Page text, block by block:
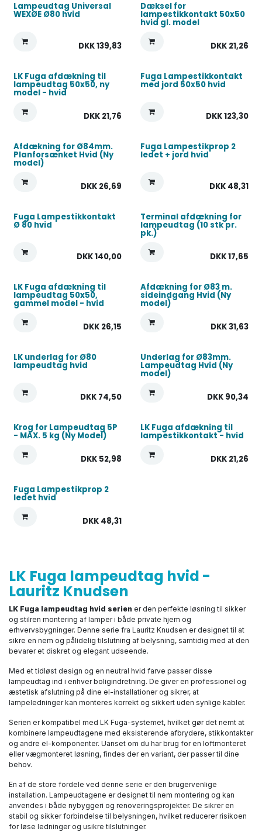
Lampeudtag Universal
WEXØE Ø80 hvid
DKK139,83
Dæksel for
lampestikkontakt 50x50
hvid gl. model
DKK 21,26
LK Fuga afdækning til
lampeudtag 50x50, ny
model - hvid
DKK 21,76
Fuga Lampestikkontakt
med jord 50x50 hvid
DKK123,30
Afdækning for Ø84mm.
Planforsænket Hvid (Ny
model)
DKK 26,69
Fuga Lampestikprop 2
ledet + jord hvid
DKK 48,31
Fuga Lampestikkontakt
Ø 80 hvid
DKK140,00
Terminal afdækning for
lampeudtag (10 stk pr.
pk.)
DKK17,65
LK Fuga afdækning til
lampeudtag 50x50,
gammel model - hvid
DKK 26,15
Afdækning for Ø83 m.
sideindgang Hvid (Ny
model)
DKK31,63
LK underlag for Ø80
lampeudtag hvid
DKK 74,50
Underlag for Ø83mm.
Lampeudtag Hvid (Ny
model)
DKK 90,34
Krog for Lampeudtag 5P
- MAX. 5 kg (Ny Model)
DKK 52,98
LK Fuga afdækning til
lampestikkontakt - hvid
DKK 21,26
Fuga Lampestikprop 2
ledet hvid
DKK 48,31
LK Fuga lampeudtag hvid -
Lauritz Knudsen
LK Fuga lampeudtag hvid serien er den perfekte løsning til sikker
og stilren montering af lamper i både private hjem og
erhvervsbygninger. Denne serie fra Lauritz Knudsen er designet til at
sikre en nem og pålidelig tilslutning af belysning, samtidig med at den
bevarer et diskret og elegant udseende.
Med et tidløst design og en neutral hvid farve passer disse
lampeudtag ind i enhver boligindretning. De giver en professionel og
æstetisk afslutning på dine el-installationer og sikrer, at
lampeledninger kan monteres korrekt og sikkert uden synlige kabler.
Serien er kompatibel med LK Fuga-systemet, hvilket gør det nemt at
kombinere lampeudtagene med eksisterende afbrydere, stikkontakter
og andre el-komponenter. Uanset om du har brug for en loftmonteret
eller vægmonteret løsning, findes der en variant, der passer til dine
behov.
En af de store fordele ved denne serie er den brugervenlige
installation. Lampeudtagene er designet til nem montering og kan
anvendes i både nybyggeri og renoveringsprojekter. De sikrer en
stabil og sikker forbindelse til belysningen, hvilket reducerer risikoen
for løse ledninger og usikre tilslutninger.